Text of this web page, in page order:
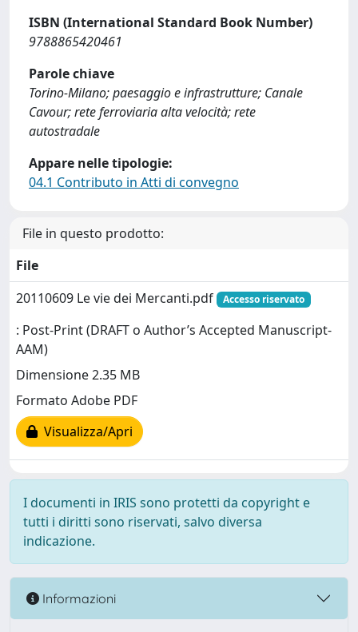
ISBN (International Standard Book Number)
9788865420461
Parole chiave
Torino-Milano; paesaggio e infrastrutture; Canale
Cavour; rete ferroviaria alta velocità; rete
autostradale
Appare nelle tipologie:
04.1 Contributo in Atti di convegno
File in questo prodotto:
File
20110609 Le vie dei Mercanti.pdf
Accesso riservato
: Post-Print (DRAFT o Author’s Accepted Manuscript-
AAM)
Dimensione 2.35 MB
Formato Adobe PDF
Visualizza/Apri
I documenti in IRIS sono protetti da copyright e
tutti i diritti sono riservati, salvo diversa
indicazione.
Informazioni